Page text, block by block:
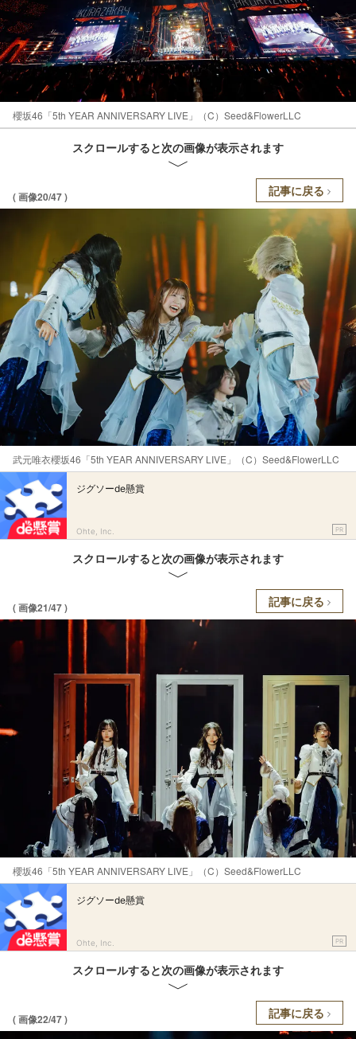
櫻坂46「5th YEAR ANNIVERSARY LIVE」（C）Seed&FlowerLLC
スクロールすると次の画像が表示されます
( 画像20/47 ) 記事に戻る
武元唯衣櫻坂46「5th YEAR ANNIVERSARY LIVE」（C）Seed&FlowerLLC
ジグソーde懸賞
Ohte, Inc. PR
スクロールすると次の画像が表示されます
( 画像21/47 ) 記事に戻る
櫻坂46「5th YEAR ANNIVERSARY LIVE」（C）Seed&FlowerLLC
ジグソーde懸賞
Ohte, Inc. PR
スクロールすると次の画像が表示されます
( 画像22/47 ) 記事に戻る